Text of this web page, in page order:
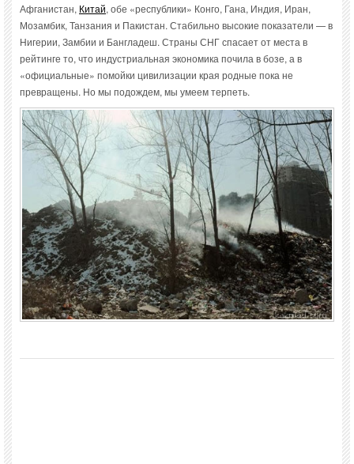
Афганистан, Китай, обе «республики» Конго, Гана, Индия, Иран,
Мозамбик, Танзания и Пакистан. Стабильно высокие показатели — в
Нигерии, Замбии и Бангладеш. Страны СНГ спасает от места в
рейтинге то, что индустриальная экономика почила в бозе, а в
«официальные» помойки цивилизации края родные пока не
превращены. Но мы подождем, мы умеем терпеть.